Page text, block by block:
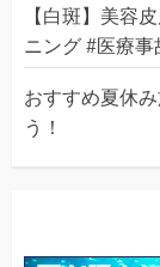
【白斑】美容
ニング #医療事
おすすめ夏休
う！